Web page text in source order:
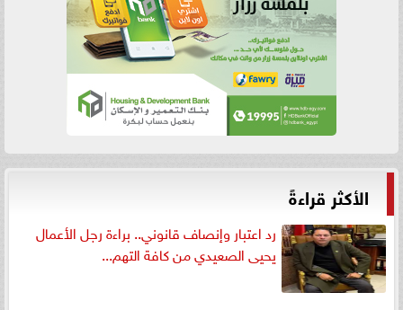
الأكثر قراءةً
رد اعتبار وإنصاف قانوني.. براءة رجل الأعمال
يحيى الصعيدي من كافة التهم...